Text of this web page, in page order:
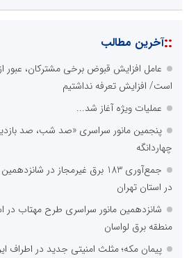
::آخرین مطالب
عامل افزایش قبوض برخی مشترکان، عبور
است/ افزایش تعرفه نداشتیم
عملیات ویژه آغاز شد...
پنجمین مانور سراسری «صد شب، صد
چهاردانگه
جمع‌آوری 183 برق غیرمجاز در
در استان تهران
شانزدهمین مانور سراسری طرح مهتاب در
منطقه برق لواسان
پیمان مکه؛ مثلث امنیتی جدید در اطراف